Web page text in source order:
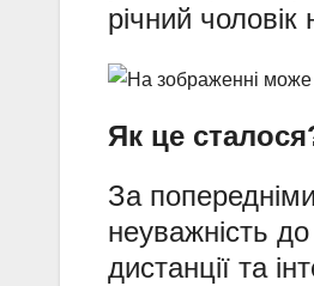
річний
Як це
За
неуважність
дистанції та